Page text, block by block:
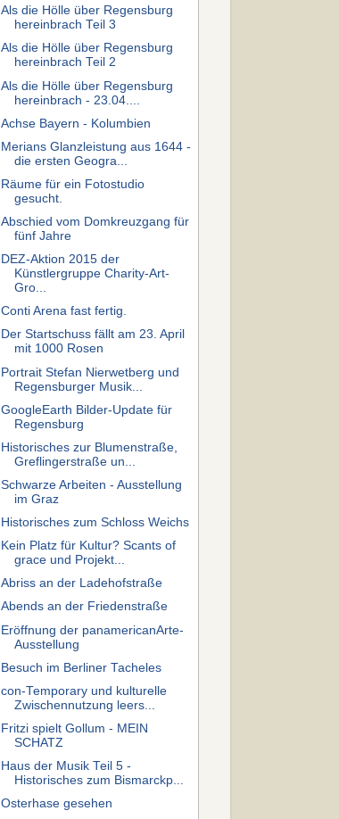
Als die Hölle über Regensburg
hereinbrach Teil 3
Als die Hölle über Regensburg
hereinbrach Teil 2
Als die Hölle über Regensburg
hereinbrach - 23.04....
Achse Bayern - Kolumbien
Merians Glanzleistung aus 1644 -
die ersten Geogra...
Räume für ein Fotostudio
gesucht.
Abschied vom Domkreuzgang für
fünf Jahre
DEZ-Aktion 2015 der
Künstlergruppe Charity-Art-
Gro...
Conti Arena fast fertig.
Der Startschuss fällt am 23. April
mit 1000 Rosen
Portrait Stefan Nierwetberg und
Regensburger Musik...
GoogleEarth Bilder-Update für
Regensburg
Historisches zur Blumenstraße,
Greflingerstraße un...
Schwarze Arbeiten - Ausstellung
im Graz
Historisches zum Schloss Weichs
Kein Platz für Kultur? Scants of
grace und Projekt...
Abriss an der Ladehofstraße
Abends an der Friedenstraße
Eröffnung der panamericanArte-
Ausstellung
Besuch im Berliner Tacheles
con-Temporary und kulturelle
Zwischennutzung leers...
Fritzi spielt Gollum - MEIN
SCHATZ
Haus der Musik Teil 5 -
Historisches zum Bismarckp...
Osterhase gesehen